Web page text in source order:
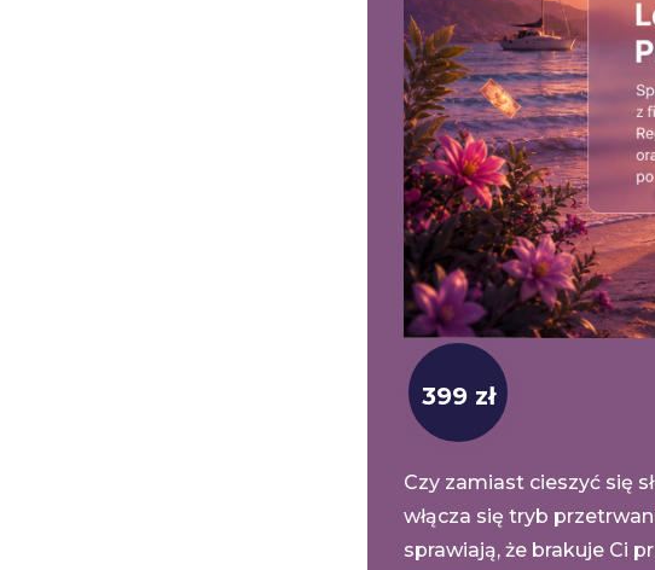
399 zł
Czy zamiast cieszyć się
włącza się tryb
sprawiają, że brakuje Ci